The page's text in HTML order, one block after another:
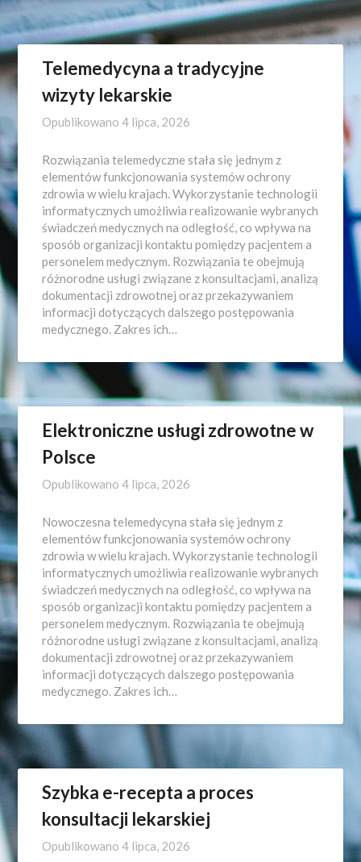
Telemedycyna a tradycyjne
wizyty lekarskie
Opublikowano4 lipca, 2026
Rozwiązania telemedyczne stała się jednym z
elementów funkcjonowania systemów ochrony
zdrowia w wielu krajach. Wykorzystanie technologii
informatycznych umożliwia realizowanie wybranych
świadczeń medycznych na odległość, co wpływa na
sposób organizacji kontaktu pomiędzy pacjentem a
personelem medycznym. Rozwiązania te obejmują
różnorodne usługi związane z konsultacjami, analizą
dokumentacji zdrowotnej oraz przekazywaniem
informacji dotyczących dalszego postępowania
medycznego. Zakres ich…
Elektroniczne usługi zdrowotne w
Polsce
Opublikowano4 lipca, 2026
Nowoczesna telemedycyna stała się jednym z
elementów funkcjonowania systemów ochrony
zdrowia w wielu krajach. Wykorzystanie technologii
informatycznych umożliwia realizowanie wybranych
świadczeń medycznych na odległość, co wpływa na
sposób organizacji kontaktu pomiędzy pacjentem a
personelem medycznym. Rozwiązania te obejmują
różnorodne usługi związane z konsultacjami, analizą
dokumentacji zdrowotnej oraz przekazywaniem
informacji dotyczących dalszego postępowania
medycznego. Zakres ich…
Szybka e-recepta a proces
konsultacji lekarskiej
Opublikowano4 lipca, 2026